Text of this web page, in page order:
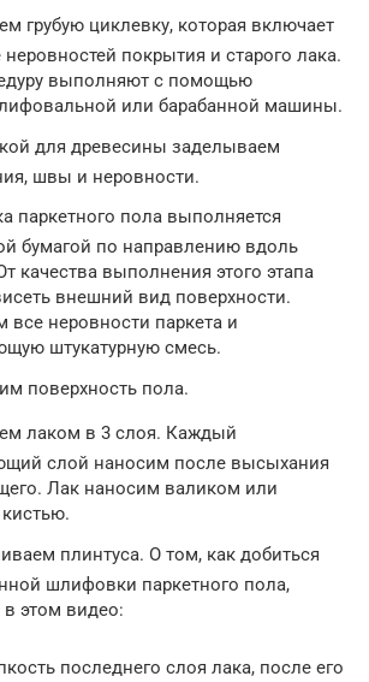
грубую циклевку, которая включает
неровностей покрытия и старого лака.
выполняют с помощью
или барабанной машины.
для древесины заделываем
швы и неровности.
паркетного пола выполняется
бумагой по направлению вдоль
качества выполнения этого этапа
внешний вид поверхности.
все неровности паркета и
штукатурную смесь.
поверхность пола.
лаком в 3 слоя. Каждый
слой наносим после высыхания
Лак наносим валиком или
плинтуса. О том, как добиться
шлифовки паркетного пола,
в этом видео:
последнего слоя лака, после его